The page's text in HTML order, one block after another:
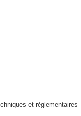
et réglementaires